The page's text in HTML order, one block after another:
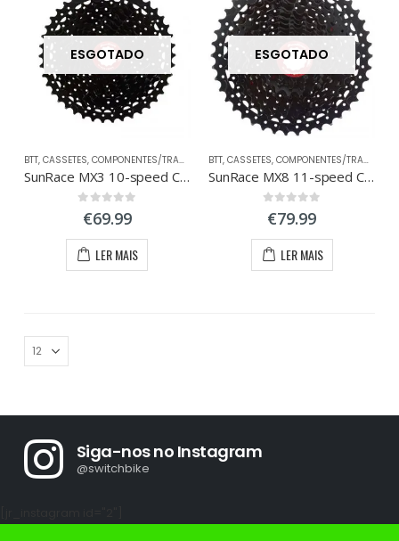
ESGOTADO
BTT, CASSETES, COMPONENTES/TRANSMISSÃO
SunRace MX3 10-speed Cassette 11-42
out of 5
€69.99
LER MAIS
ESGOTADO
BTT, CASSETES, COMPONENTES/TRANSMISSÃO
SunRace MX8 11-speed Cassette 11-42
out of 5
€79.99
LER MAIS
Siga-nos no Instagram
@switchbike